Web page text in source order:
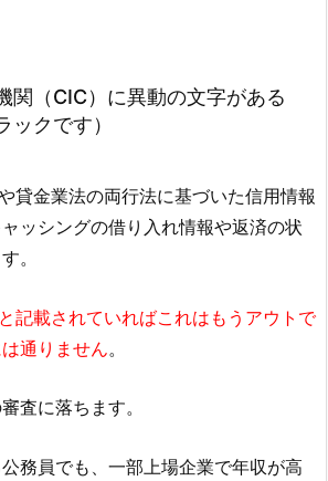
関（CIC）に異動の文字がある
ックです）
貸金業法の両行法に基づいた信用情報
ッシングの借り入れ情報や返済の状
。
と記載されていればこれはもうアウトで
通りません。
査に落ちます。
務員でも、一部上場企業で年収が高